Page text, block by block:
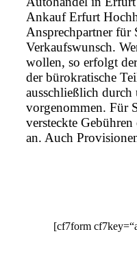
Ankauf Erfurt
Ansprechpartner für
Verkaufswunsch.
wollen, so erfolgt
der bürokratische
ausschließlich durch
vorgenommen. Für
versteckte
an. Auch
[cf7form